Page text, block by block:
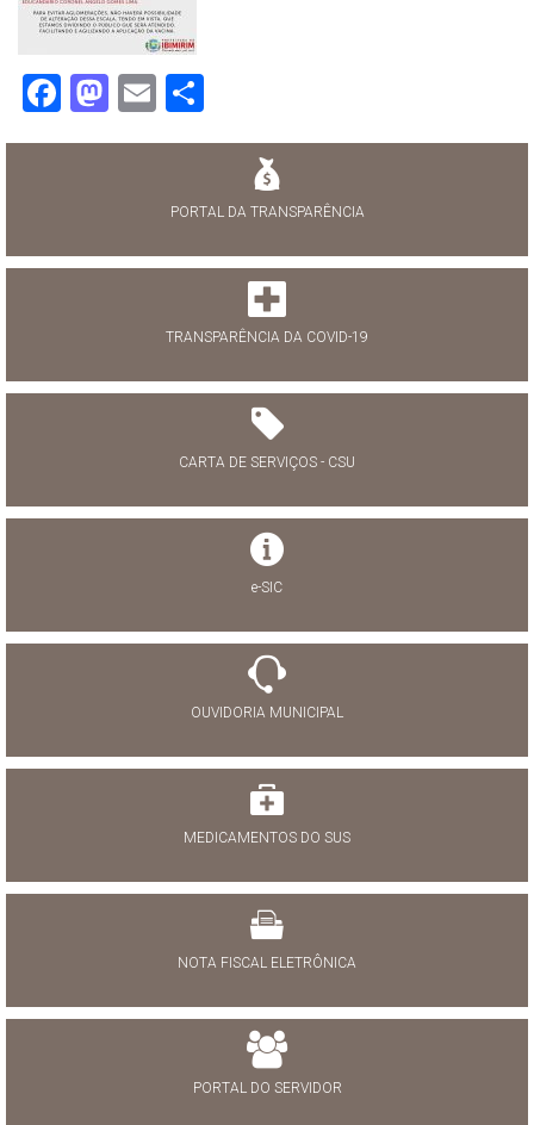
Facebook
Mastodon
Email
PORTAL DA TRANSPARÊNCIA
TRANSPARÊNCIA DA COVID-19
CARTA DE SERVIÇOS - CSU
e-SIC
OUVIDORIA MUNICIPAL
MEDICAMENTOS DO SUS
NOTA FISCAL ELETRÔNICA
PORTAL DO SERVIDOR